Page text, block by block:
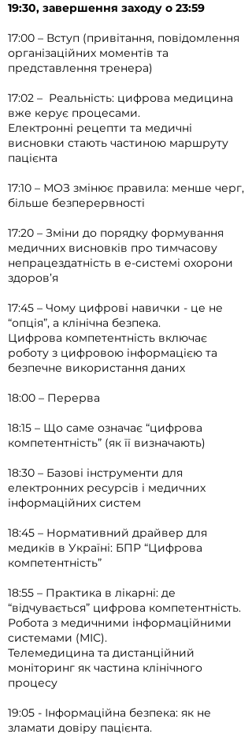
19:30, завершення заходу о 23:59
17:00 – Вступ (привітання, повідомлення
організаційних моментів та
представлення тренера)
17:02 – Реальність: цифрова медицина
вже керує процесами.
Електронні рецепти та медичні
висновки стають частиною маршруту
пацієнта
17:10 – МОЗ змінює правила: менше черг,
більше безперервності
17:20 – Зміни до порядку формування
медичних висновків про тимчасову
непрацездатність в е-системі охорони
здоров’я
17:45 – Чому цифрові навички - це не
“опція”, а клінічна безпека.
Цифрова компетентність включає
роботу з цифровою інформацією та
безпечне використання даних
18:00 – Перерва
18:15 – Що саме означає “цифрова
компетентність” (як її визначають)
18:30 – Базові інструменти для
електронних ресурсів і медичних
інформаційних систем
18:45 – Нормативний драйвер для
медиків в Україні: БПР “Цифрова
компетентність”
18:55 – Практика в лікарні: де
“відчувається” цифрова компетентність.
Робота з медичними інформаційними
системами (МІС).
Телемедицина та дистанційний
моніторинг як частина клінічного
процесу
19:05 - Інформаційна безпека: як не
зламати довіру пацієнта.